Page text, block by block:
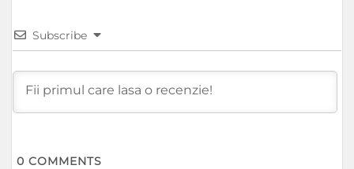
Subscribe
0 COMMENTS